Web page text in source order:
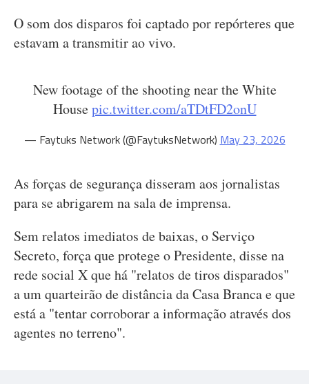
O som dos disparos foi captado por repórteres que
estavam a transmitir ao vivo.
New footage of the shooting near the White
Housepic.twitter.com/aTDtFD2onU
— Faytuks Network (@FaytuksNetwork) May 23, 2026
As forças de segurança disseram aos jornalistas
para se abrigarem na sala de imprensa.
Sem relatos imediatos de baixas, o Serviço
Secreto, força que protege o Presidente, disse na
rede social X que há "relatos de tiros disparados"
a um quarteirão de distância da Casa Branca e que
está a "tentar corroborar a informação através dos
agentes no terreno".